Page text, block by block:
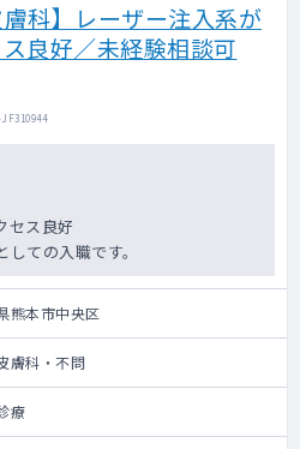
科】レーザー注入系が
良好／未経験相談可
セス良好
ての入職です。
熊本市中央区
膚科・不問
療